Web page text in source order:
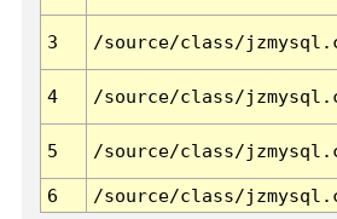
3 /source/class/
4 /source/class/
5 /source/class/
6 /source/class/